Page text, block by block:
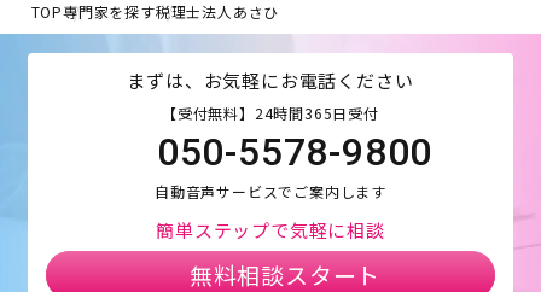
TOP専門家を探す税理士法人あさひ
まずは、お気軽にお電話ください
【受付無料】24時間365日受付
050-5578-9800
自動音声サービスでご案内します
簡単ステップで気軽に相談
無料相談スタート